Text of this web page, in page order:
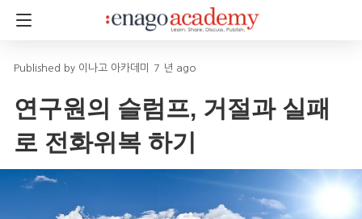
이나고 아카데미 7 년 ago
연구원의 슬럼프, 거절과 실패
로 전화위복 하기